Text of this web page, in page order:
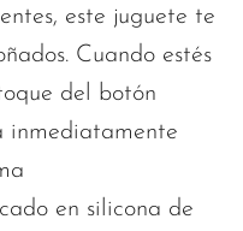
este juguete te
Cuando estés
del botón
inmediatamente
en silicona de